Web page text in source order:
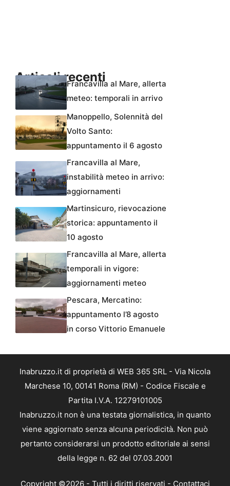
Articoli recentiFrancavilla al Mare, allerta
meteo: temporali in arrivo
Manoppello, Solennità del
Volto Santo:
appuntamento il 6 agosto
Francavilla al Mare,
instabilità meteo in arrivo:
aggiornamenti
Martinsicuro, rievocazione
storica: appuntamento il
10 agosto
Francavilla al Mare, allerta
temporali in vigore:
aggiornamenti meteo
Pescara, Mercatino:
appuntamento l’8 agosto
in corso Vittorio Emanuele
Inabruzzo.it di proprietà di WEB 365 SRL - Via Nicola
Marchese 10, 00141 Roma (RM) - Codice Fiscale e
Partita I.V.A. 12279101005
Inabruzzo.it non è una testata giornalistica, in quanto
viene aggiornato senza alcuna periodicità. Non può
pertanto considerarsi un prodotto editoriale ai sensi
della legge n. 62 del 07.03.2001
Copyright ©2026 - Tutti i diritti riservati - Contattaci